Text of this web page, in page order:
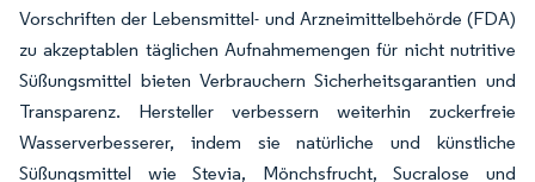
Vorschriften der Lebensmittel- und Arzneimittelbehörde (FDA)
zu akzeptablen täglichen Aufnahmemengen für nicht nutritive
Süßungsmittel bieten Verbrauchern Sicherheitsgarantien und
Transparenz. Hersteller verbessern weiterhin zuckerfreie
Wasserverbesserer, indem sie natürliche und künstliche
Süßungsmittel wie Stevia, Mönchsfrucht, Sucralose und